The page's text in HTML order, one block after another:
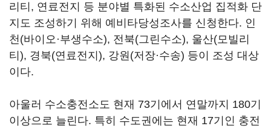
리티, 연료전지 등 분야별 특화된 수소산업 집적화 단
지도 조성하기 위해 예비타당성조사를 신청한다. 인
천(바이오·부생수소), 전북(그린수소), 울산(모빌리
티), 경북(연료전지), 강원(저장·수송) 등이 조성 대상
이다.
아울러 수소충전소도 현재 73기에서 연말까지 180기
이상으로 늘린다. 특히 수도권에는 현재 17기인 충전